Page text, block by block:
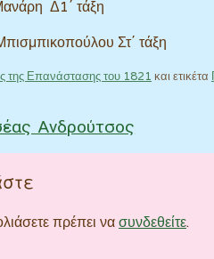
Δ1΄ τάξη
Στ΄ τάξη
της Επανάστασης του 1821 και ετικέτα
άρθρων
Ανδρούτσος
πρέπει νασυνδεθείτε.